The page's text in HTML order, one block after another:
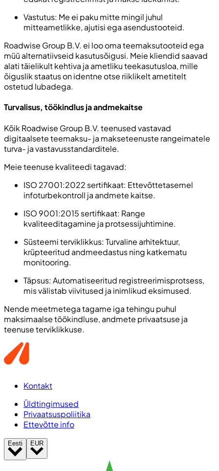
Vastutus: Me ei paku mitte mingil juhul
mitteametlikke, ajutisi ega asendustooteid.
Roadwise Group B.V. ei loo oma teemaksutooteid ega
müü alternatiivseid kasutusõigusi. Meie kliendid saavad
alati täielikult kehtiva ja ametliku teekasutusloa, mille
õiguslik staatus on identne otse riiklikelt ametitelt
ostetud lubadega.
Turvalisus, töökindlus ja andmekaitse
Kõik Roadwise Group B.V. teenused vastavad
digitaalsete teemaksu- ja makseteenuste rangeimatele
turva- ja vastavusstandarditele.
Meie teenuse kvaliteedi tagavad:
ISO 27001:2022 sertifikaat: Ettevõttetasemel
infoturbekontroll ja andmete kaitse.
ISO 9001:2015 sertifikaat: Range
kvaliteeditagamine ja protsessijuhtimine.
Süsteemi terviklikkus: Turvaline arhitektuur,
krüpteeritud andmeedastus ning katkematu
monitooring.
Täpsus: Automatiseeritud registreerimisprotsess,
mis välistab viivitused ja inimlikud eksimused.
Nende meetmetega tagame iga tehingu puhul
maksimaalse töökindluse, andmete privaatsuse ja
teenuse terviklikkuse.
Kontakt
Üldtingimused
Privaatsuspoliitika
Ettevõtte info
Eesti EUR